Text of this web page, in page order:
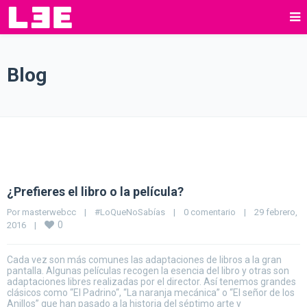
Blog
¿Prefieres el libro o la película?
Por masterwebcc | #LoQueNoSabías | 0 comentario |
29 febrero,
2016 | 0
Cada vez son más comunes las adaptaciones de libros a la gran
pantalla. Algunas películas recogen la esencia del libro y otras son
adaptaciones libres realizadas por el director. Así tenemos grandes
clásicos como “El Padrino“, “La naranja mecánica” o “El señor de los
Anillos” que han pasado a la historia del séptimo arte y